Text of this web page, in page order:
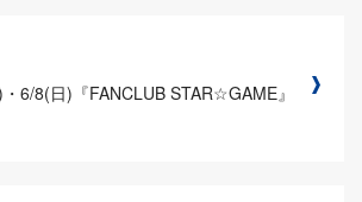
6/8(日)『FANCLUB STAR☆GAME』